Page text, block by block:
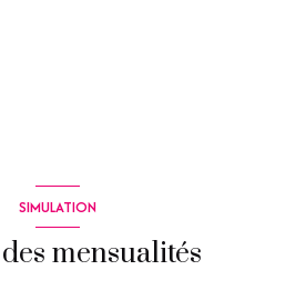
SIMULATION
mensualités